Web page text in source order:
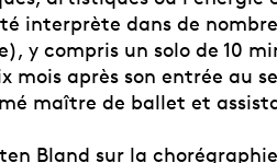
interprète dans de
y compris un solo de 10
mois après son entrée au
maître de ballet et
Bland sur la